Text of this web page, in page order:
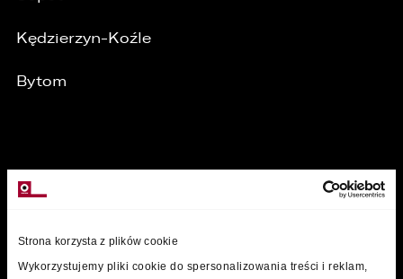
Strona korzysta z plików cookie
Wykorzystujemy pliki cookie do spersonalizowania treści i reklam,
Kędzierzyn-Koźle
Bytom